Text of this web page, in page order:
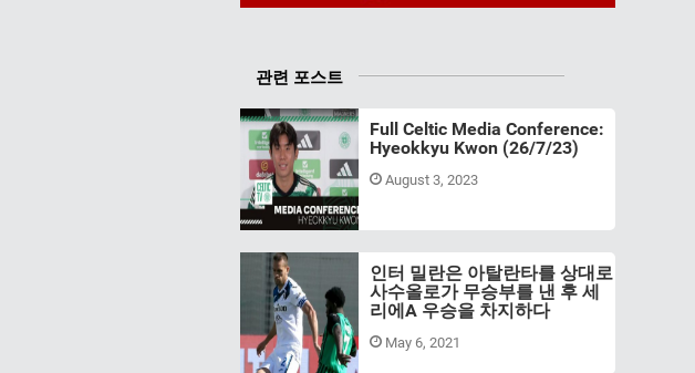
관련 포스트
Full Celtic Media Conference:
Hyeokkyu Kwon (26/7/23)
August 3, 2023
인터 밀란은 아탈란타를 상대로
사수올로가 무승부를 낸 후 세
리에A 우승을 차지하다
May 6, 2021